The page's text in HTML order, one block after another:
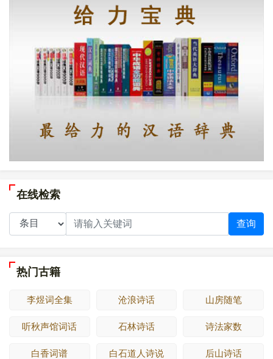
在线检索
查询
热门古籍
李煜词全集 沧浪诗话 山房随笔
听秋声馆词话 石林诗话 诗法家数
白香词谱 白石道人诗说 后山诗话